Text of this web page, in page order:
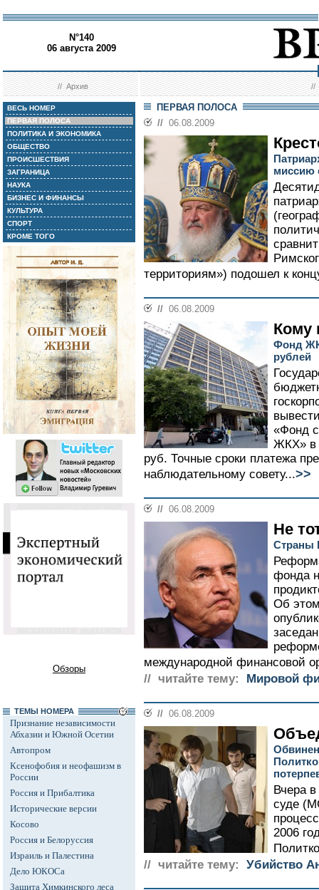
N°140
06 августа 2009
//Архив //
ВЕСЬ НОМЕР
ПЕРВАЯ ПОЛОСА
ПОЛИТИКА И ЭКОНОМИКА
ОБЩЕСТВО
ПРОИСШЕСТВИЯ
ЗАГРАНИЦА
НАУКА
БИЗНЕС И ФИНАНСЫ
КУЛЬТУРА
СПОРТ
КРОМЕ ТОГО
Обзоры
ТЕМЫ НОМЕРА
Признание независимости
Абхазии и Южной Осетии
Автопром
Ксенофобия и неофашизм в
России
Россия и Прибалтика
Исторические версии
Косово
Россия и Белоруссия
Израиль и Палестина
Дело ЮКОСа
Защита Химкинского леса
ПЕРВАЯ ПОЛОСА
// 06.08.2009
миссию
территориям») подошел к
// 06.08.2009
Кому
Фонд
рублей
«Фонд
ЖКХ» в
руб. Точные сроки платежа
наблюдательному совету...>>
// 06.08.2009
Не
Страны
фонда
Об
международной финансовой
// читайте тему:
Мировой
// 06.08.2009
Вчера
суде
2006
// читайте тему:
Убийство